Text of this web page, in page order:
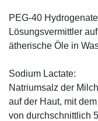
PEG-40
Lösungsvermittler
ätherische Öle in
Sodium Lactate:
Natriumsalz der
auf der Haut, mit
von durchschnittlich